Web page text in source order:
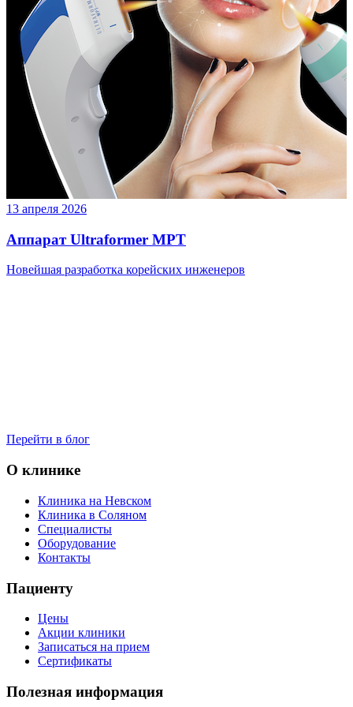
13 апреля 2026
Аппарат Ultraformer MPT
Новейшая разработка корейских инженеров
Перейти в блог
О клинике
Клиника на Невском
Клиника в Соляном
Специалисты
Оборудование
Контакты
Пациенту
Цены
Акции клиники
Записаться на прием
Сертификаты
Полезная информация